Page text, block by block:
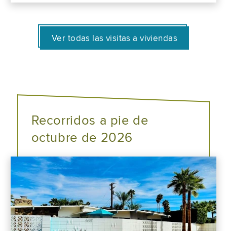
Ver todas las visitas a viviendas
Recorridos a pie de
octubre de 2026